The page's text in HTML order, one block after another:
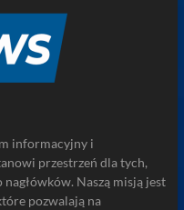
informacyjny i
przestrzeń dla tych,
Naszą misją jest
pozwalają na